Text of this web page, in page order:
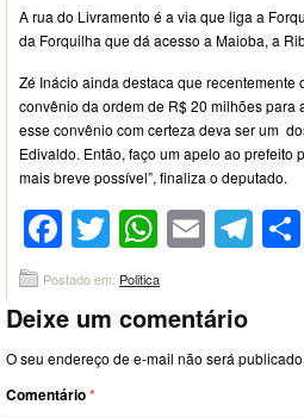
A rua do Livramento é a via que liga a
da Forquilha que dá acesso a Maioba, a
Zé Inácio ainda destaca que
convênio da ordem de R$ 20 milhões para
esse convênio com certeza deva ser um
Edivaldo. Então, faço um apelo ao
mais breve possível”, finaliza o deputado.
Facebook
TwitterEmail
Postado em: Politica
Deixe um comentário
O seu endereço de e-mail não será publicado.
Comentário*